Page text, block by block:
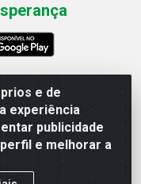
e de
experiência
publicidade
e melhorar a
Caldas Filho, 291 -
335 - CNPJ